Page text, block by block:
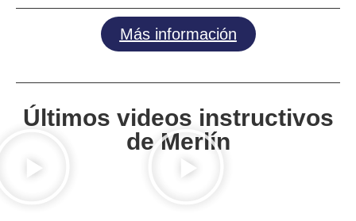
Más información
Últimos videos instructivos
de Merlín